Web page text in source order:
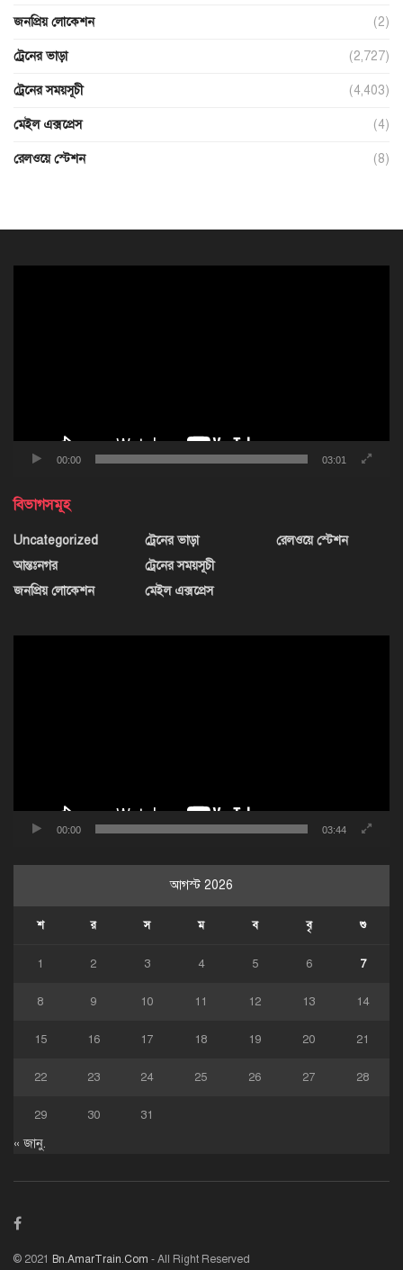
জনপ্রিয় লোকেশন (2)
ট্রেনের ভাড়া (2,727)
ট্রেনের সময়সূচী (4,403)
মেইল এক্সপ্রেস (4)
রেলওয়ে স্টেশন (8)
00:00 03:01
বিভাগসমূহ
Uncategorized
আন্তঃনগর
জনপ্রিয় লোকেশন
ট্রেনের ভাড়া
ট্রেনের সময়সূচী
মেইল এক্সপ্রেস
রেলওয়ে স্টেশন
00:00 03:44
আগস্ট 2026
শ র স ম ব বৃ শু
1 2 3 4 5 6 7
8 9 10 11 12 13 14
15 16 17 18 19 20 21
22 23 24 25 26 27 28
29 30 31
« জানু.
© 2021 Bn.AmarTrain.Com - All Right Reserved